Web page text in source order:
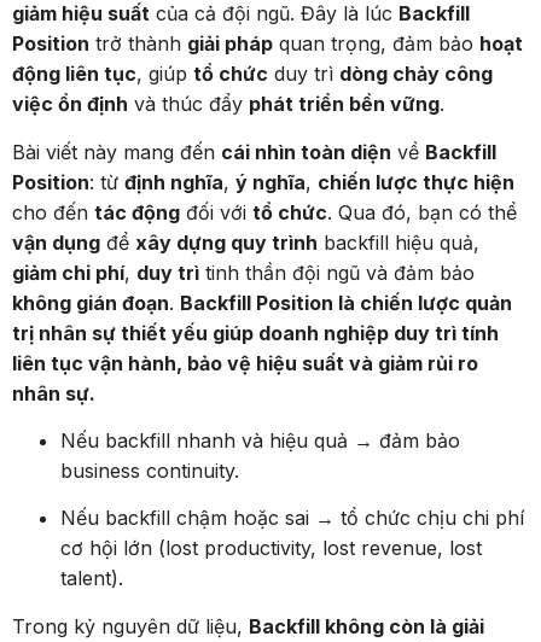
giảm hiệu suất của cả đội ngũ. Đây là lúc Backfill
Position trở thành giải pháp quan trọng, đảm bảo hoạt
động liên tục, giúp tổ chức duy trì dòng chảy công
việc ổn định và thúc đẩy phát triển bền vững.
Bài viết này mang đến cái nhìn toàn diện về Backfill
Position: từ định nghĩa, ý nghĩa, chiến lược thực hiện
cho đến tác động đối với tổ chức. Qua đó, bạn có thể
vận dụng để xây dựng quy trình backfill hiệu quả,
giảm chi phí, duy trì tinh thần đội ngũ và đảm bảo
không gián đoạn. Backfill Position là chiến lược quản
trị nhân sự thiết yếu giúp doanh nghiệp duy trì tính
liên tục vận hành, bảo vệ hiệu suất và giảm rủi ro
nhân sự.
Nếu backfill nhanh và hiệu quả → đảm bảo
business continuity.
Nếu backfill chậm hoặc sai → tổ chức chịu chi phí
cơ hội lớn (lost productivity, lost revenue, lost
talent).
Trong kỷ nguyên dữ liệu, Backfill không còn là giải